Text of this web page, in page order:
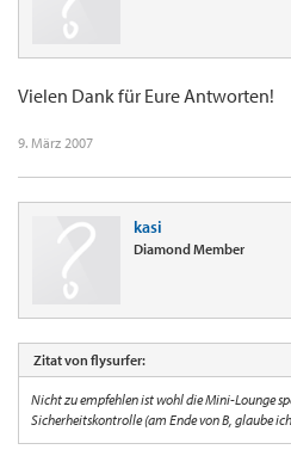
Vielen Dank für Eure Antworten!
9. März 2007
kasi
Diamond Member
Zitat von flysurfer:
Nicht zu empfehlen ist wohl die Mini-Lounge
Sicherheitskontrolle (am Ende von B, glaube